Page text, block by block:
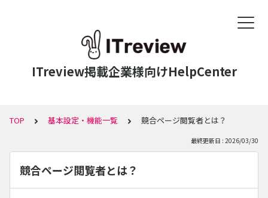
ITreview掲載企業様向けHelpCenter
TOP 基本設定・機能一覧 競合ページ閲覧者とは？
最終更新日 : 2026/03/30
競合ページ閲覧者とは？